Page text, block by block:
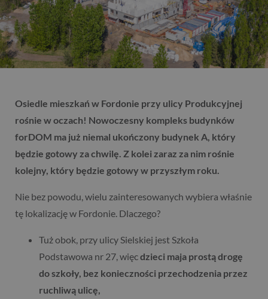
Osiedle mieszkań w Fordonie przy ulicy Produkcyjnej
rośnie w oczach! Nowoczesny kompleks budynków
forDOM ma już niemal ukończony budynek A, który
będzie gotowy za chwilę. Z kolei zaraz za nim rośnie
kolejny, który będzie gotowy w przyszłym roku.
Nie bez powodu, wielu zainteresowanych wybiera właśnie
tę lokalizację w Fordonie. Dlaczego?
Tuż obok, przy ulicy Sielskiej jest Szkoła
Podstawowa nr 27, więcdzieci maja prostą drogę
do szkoły, bez konieczności przechodzenia przez
ruchliwą ulicę,